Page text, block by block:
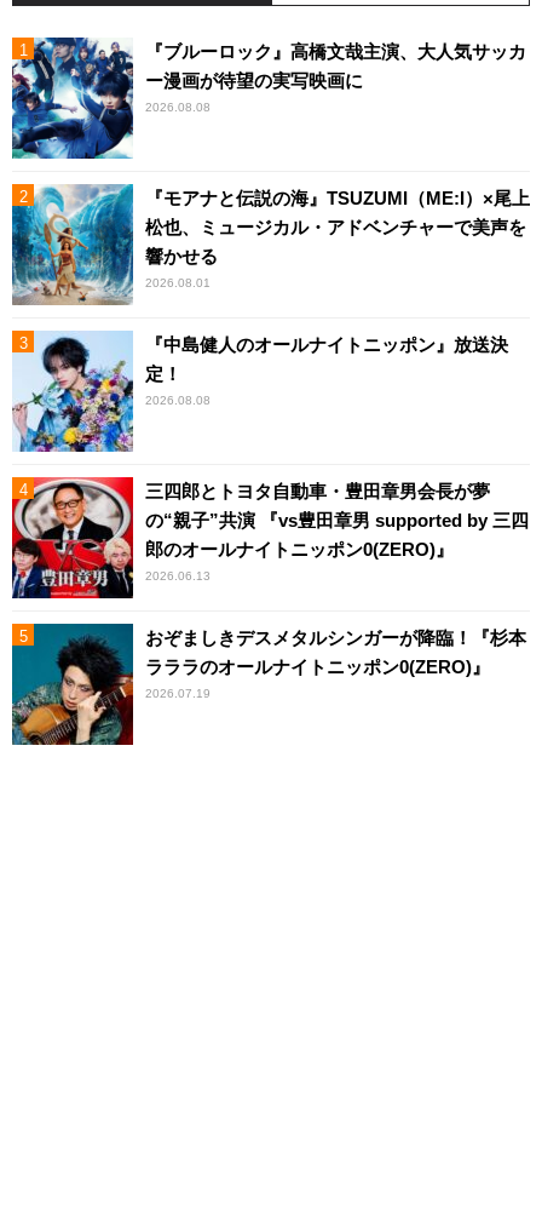
『ブルーロック』高橋文哉主演、大人気サッカ
ー漫画が待望の実写映画に
2026.08.08
『モアナと伝説の海』TSUZUMI（ME:I）×尾上
松也、ミュージカル・アドベンチャーで美声を
響かせる
2026.08.01
『中島健人のオールナイトニッポン』放送決
定！
2026.08.08
三四郎とトヨタ自動車・豊田章男会長が夢
の“親子”共演 『vs豊田章男 supported by 三四
郎のオールナイトニッポン0(ZERO)』
2026.06.13
おぞましきデスメタルシンガーが降臨！『杉本
ラララのオールナイトニッポン0(ZERO)』
2026.07.19